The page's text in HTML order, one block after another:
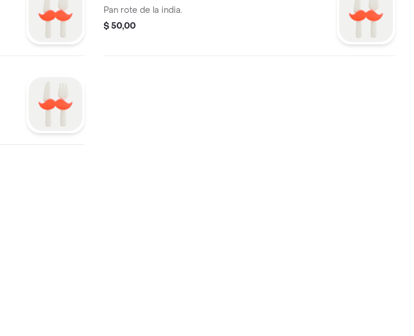
Pan rote de la india.
$ 50,00